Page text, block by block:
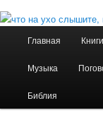
Главная Книги
Музыка
Библия